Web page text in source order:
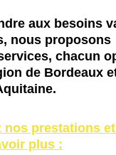
aux besoins
nous proposons
chacun
de Bordeaux
nos prestations
plus :